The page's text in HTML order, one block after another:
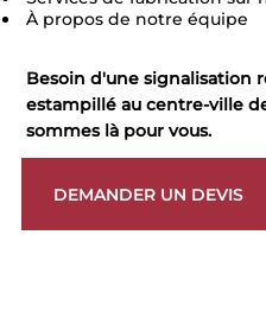
À propos de notre équipe
Besoin d'une signalisation
estampillé au centre-ville
sommes là pour vous.
DEMANDER UN DEVIS